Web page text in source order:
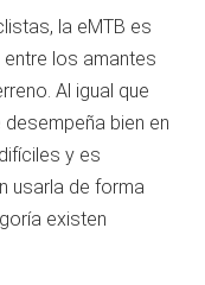
la eMTB es
los amantes
Al igual que
bien en
y es
usarla de forma
existen